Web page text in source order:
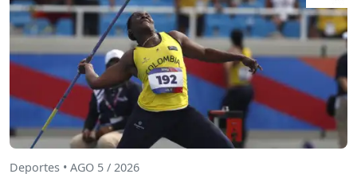
Deportes • AGO 5 / 2026